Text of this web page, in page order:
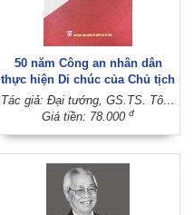
50 năm Công an nhân dân
thực hiện Di chúc của Chủ tịch
Hồ Chí Minh (Xuất bản lần thứ
hai)
Tác giả: Đại tướng, GS.TS. Tô Lâm
Giá tiền: 78.000 đ